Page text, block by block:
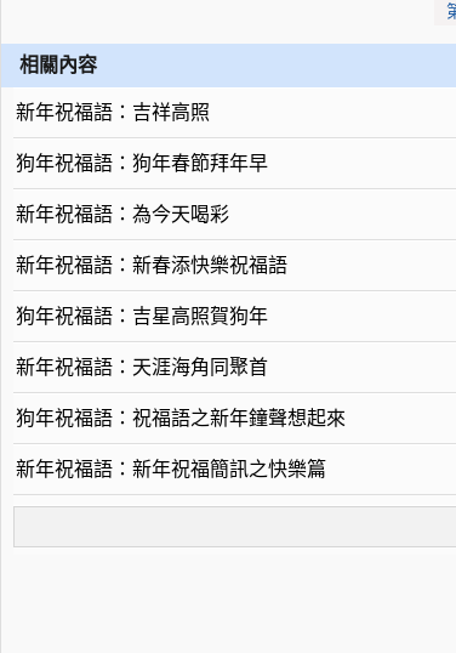
相關內容
新年祝福語：吉祥高照
狗年祝福語：狗年春節拜年早
新年祝福語：為今天喝彩
新年祝福語：新春添快樂祝福語
狗年祝福語：吉星高照賀狗年
新年祝福語：天涯海角同聚首
狗年祝福語：祝福語之新年鐘聲想起來
新年祝福語：新年祝福簡訊之快樂篇